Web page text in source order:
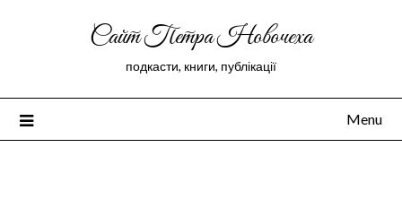
Сайт Петра Новочеха
подкасти, книги, публікації
Menu